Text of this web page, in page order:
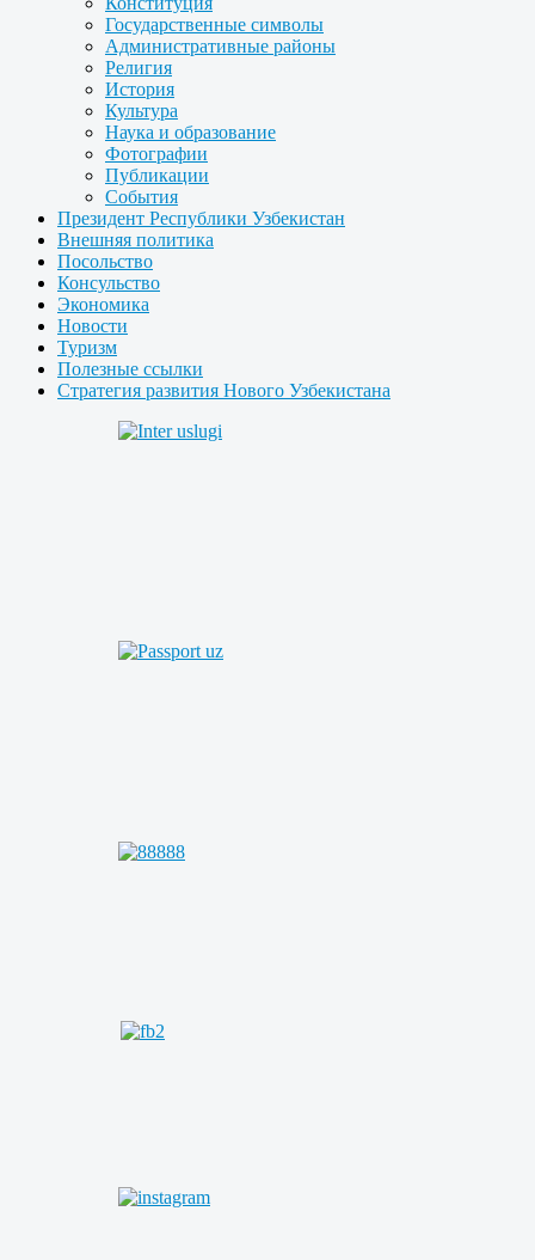
Государственные символы
Административные районы
Религия
История
Культура
Наука и образование
Фотографии
Публикации
События
Президент Республики Узбекистан
Внешняя политика
Посольство
Консульство
Экономика
Новости
Туризм
Полезные ссылки
Стратегия развития Нового Узбекистана